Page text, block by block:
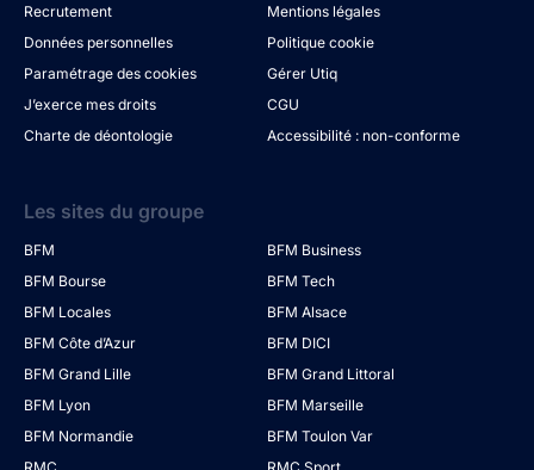
Recrutement
Mentions légales
Données personnelles
Politique cookie
Paramétrage des cookies
Gérer Utiq
J’exerce mes droits
CGU
Charte de déontologie
Accessibilité : non-conforme
Les sites du groupe
BFM
BFM Business
BFM Bourse
BFM Tech
BFM Locales
BFM Alsace
BFM Côte d’Azur
BFM DICI
BFM Grand Lille
BFM Grand Littoral
BFM Lyon
BFM Marseille
BFM Normandie
BFM Toulon Var